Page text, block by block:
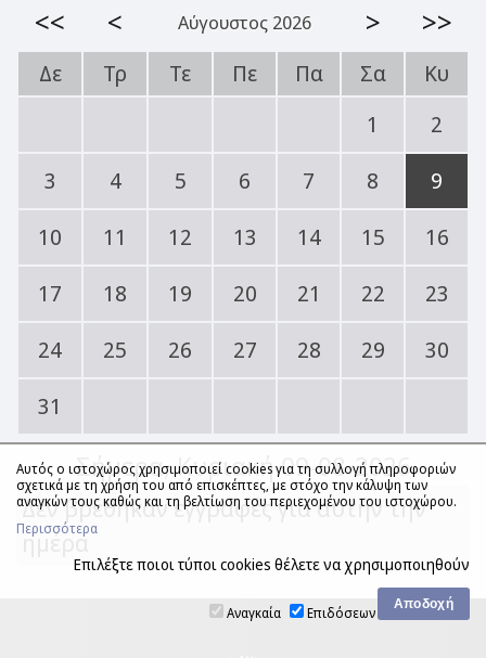
<< < Αύγουστος 2026 > >>
Δε Τρ Τε Πε Πα Σα
Κυ
1
2
3
4 5 6 7 8
9
10
11 12 13 14 15
16
17
18 19 20 21 22
23
24
25 26 27 28 29
30
31
Σήμερα, Κυριακή 09-08-2026
Δεν βρέθηκαν εγγραφές για αυτήν την
ημέρα
Αυτός ο ιστοχώρος χρησιμοποιεί cookies για τη συλλογή πληροφοριών
σχετικά με τη χρήση του από επισκέπτες, με στόχο την κάλυψη των
αναγκών τους καθώς και τη βελτίωση του περιεχομένου του ιστοχώρου.
Περισσότερα
Επιλέξτε ποιοι τύποι cookies θέλετε να χρησιμοποιηθούν
Αναγκαία Επιδόσεων